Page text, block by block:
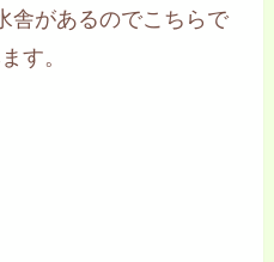
舎があるのでこちらで
す。